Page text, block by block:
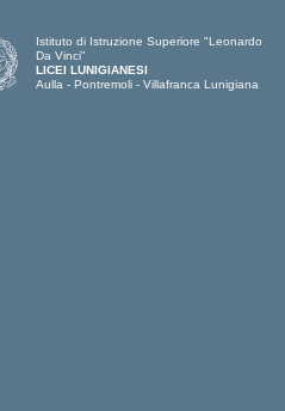
Istituto di Istruzione Superiore "Leonardo
Da Vinci"
LICEI LUNIGIANESI
Aulla - Pontremoli - Villafranca Lunigiana